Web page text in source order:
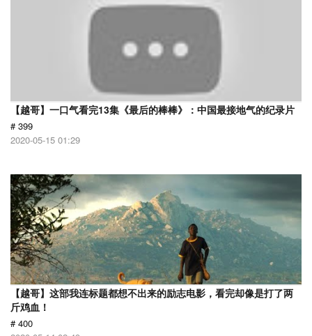
【越哥】一口气看完13集《最后的棒棒》：中国最接地气的纪录片
# 399
2020-05-15 01:29
【越哥】这部我连标题都想不出来的励志电影，看完却像是打了两
斤鸡血！
# 400